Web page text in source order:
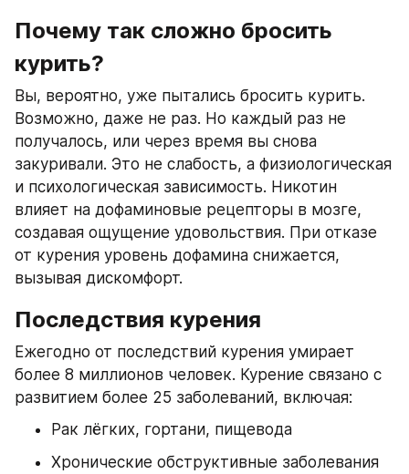
Почему так сложно бросить
курить?
Вы, вероятно, уже пытались бросить курить.
Возможно, даже не раз. Но каждый раз не
получалось, или через время вы снова
закуривали. Это не слабость, а физиологическая
и психологическая зависимость. Никотин
влияет на дофаминовые рецепторы в мозге,
создавая ощущение удовольствия. При отказе
от курения уровень дофамина снижается,
вызывая дискомфорт.
Последствия курения
Ежегодно от последствий курения умирает
более 8 миллионов человек. Курение связано с
развитием более 25 заболеваний, включая:
Рак лёгких, гортани, пищевода
Хронические обструктивные заболевания